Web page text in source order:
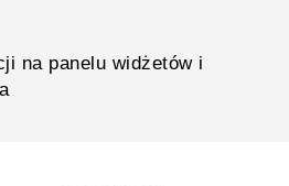
na panelu widżetów i